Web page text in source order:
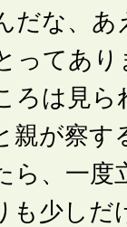
だな、あ
ってあ
ろは見ら
親が察
ら、一度
も少しだ